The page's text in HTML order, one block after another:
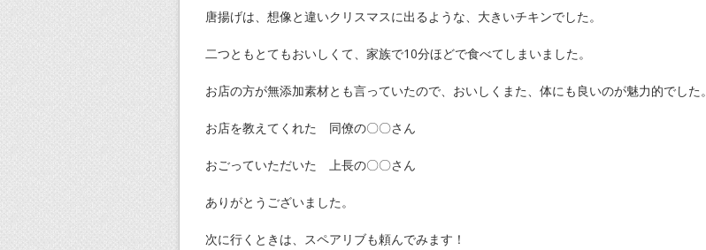
唐揚げは、想像と違いクリスマスに出るような、大きいチキンでした。
二つともとてもおいしくて、家族で10分ほどで食べてしまいました。
お店の方が無添加素材とも言っていたので、おいしくまた、体にも良いのが魅力的でした。
お店を教えてくれた 同僚の〇〇さん
おごっていただいた 上長の〇〇さん
ありがとうございました。
次に行くときは、スペアリブも頼んでみます！